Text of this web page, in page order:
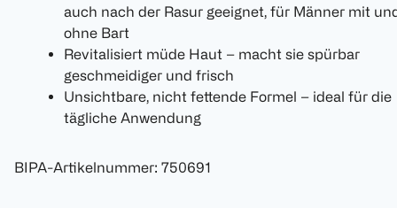
auch nach der Rasur geeignet, für Männer mit
ohne Bart
Revitalisiert müde Haut – macht sie spürbar
geschmeidiger und frisch
Unsichtbare, nicht fettende Formel – ideal für die
tägliche Anwendung
BIPA-Artikelnummer: 750691